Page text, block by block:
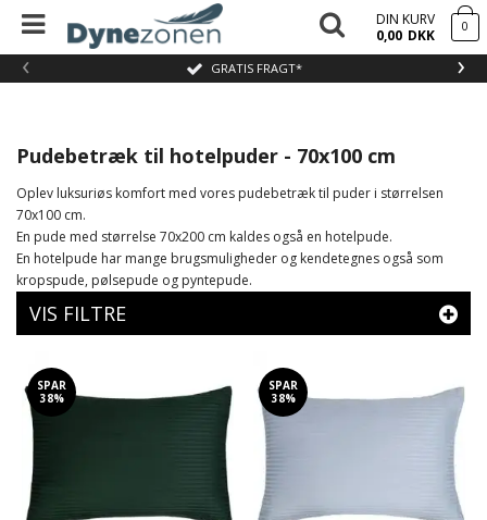
GRATIS FRAGT*
‹ ›
DIN KURV
0,00 DKK 0
Pudebetræk til hotelpuder - 70x100 cm
Oplev luksuriøs komfort med vores pudebetræk til puder i størrelsen
70x100 cm.
En pude med størrelse 70x200 cm kaldes også en hotelpude.
En hotelpude har mange brugsmuligheder og kendetegnes også som
kropspude, pølsepude og pyntepude.
VIS FILTRE
SPAR
38%
SPAR
38%